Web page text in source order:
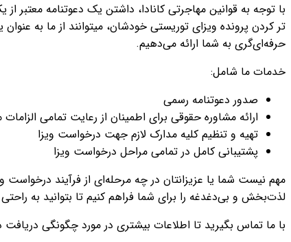
با توجه به قوانین مهاجرتی کانادا، داشتن یک دعوتنامه
تر کردن پرونده ویزای توریستی خودشان، میتوانند از ما به
حرفه‌ای‌گری به شما ارائه می‌دهیم.
خدمات ما شامل:
صدور دعوتنامه رسمی
ارائه مشاوره حقوقی برای اطمینان از رعایت تمامی
تهیه و تنظیم کلیه مدارک لازم جهت درخواست ویزا
پشتیبانی کامل در تمامی مراحل درخواست ویزا
مهم نیست شما یا عزیزانتان در چه مرحله‌ای از فرآیند
لذت‌بخش و بی‌دغدغه را برای شما فراهم کنیم تا بتوانید به راحتی
با ما تماس بگیرید تا اطلاعات بیشتری در مورد چگونگی